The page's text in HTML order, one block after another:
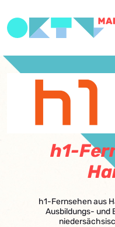
h1-
h1-Fernsehen aus
Ausbildungs- und